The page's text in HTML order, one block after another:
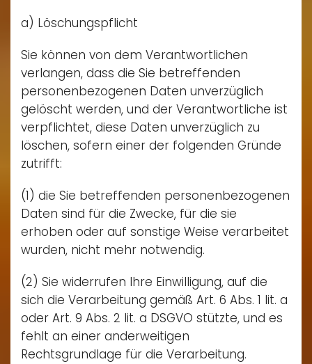
a) Löschungspflicht
Sie können von dem Verantwortlichen
verlangen, dass die Sie betreffenden
personenbezogenen Daten unverzüglich
gelöscht werden, und der Verantwortliche ist
verpflichtet, diese Daten unverzüglich zu
löschen, sofern einer der folgenden Gründe
zutrifft:
(1) die Sie betreffenden personenbezogenen
Daten sind für die Zwecke, für die sie
erhoben oder auf sonstige Weise verarbeitet
wurden, nicht mehr notwendig.
(2) Sie widerrufen Ihre Einwilligung, auf die
sich die Verarbeitung gemäß Art. 6 Abs. 1 lit. a
oder Art. 9 Abs. 2 lit. a DSGVO stützte, und es
fehlt an einer anderweitigen
Rechtsgrundlage für die Verarbeitung.